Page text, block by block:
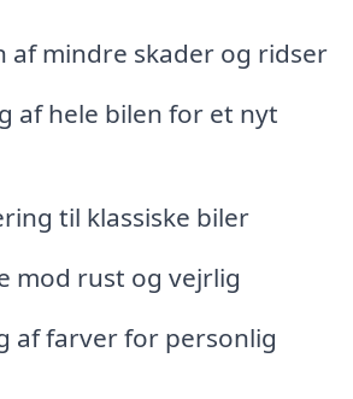
af mindre skader og ridser
af hele bilen for et nyt
til klassiske biler
mod rust og vejrlig
af farver for personlig